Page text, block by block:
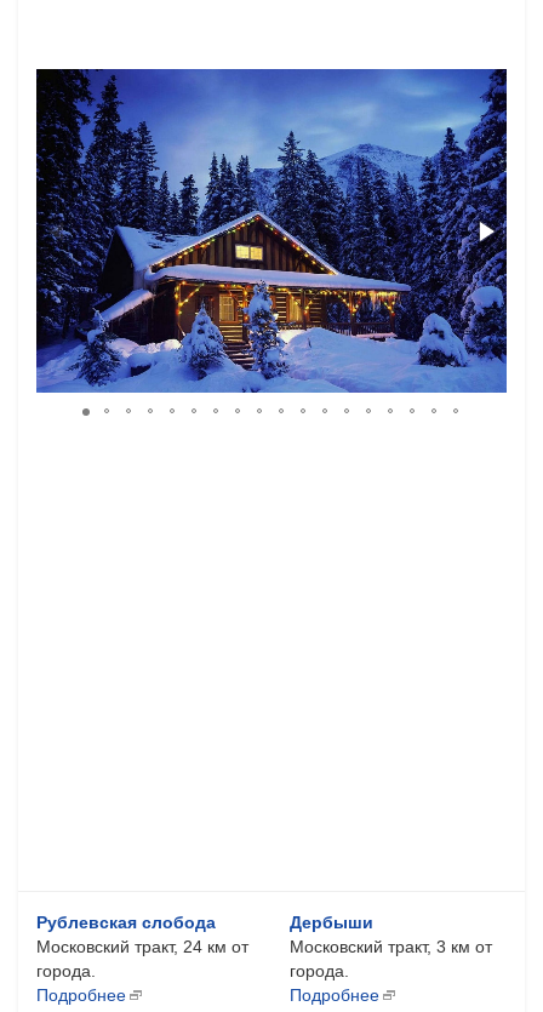
Рублевская слобода
Московский тракт, 24 км от
города.
Подробнее
Дербыши
Московский тракт, 3 км от
города.
Подробнее